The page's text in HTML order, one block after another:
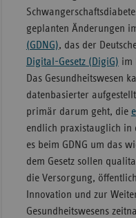
geplanten Änderungen
(GDNG), das der
Digital-Gesetz (DigiG) im
Das Gesundheitswesen
datenbasierter
primär darum geht, die
endlich praxistauglich in
es beim GDNG um das
dem Gesetz sollen
die Versorgung,
Innovation und zur
Gesundheitswesens